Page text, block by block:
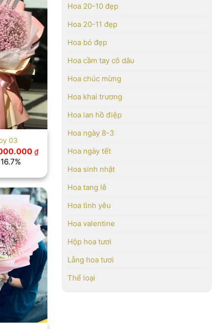
bó
thấy cho
03
₫Giá
là:
1.000.000 ₫.
Hoa 20-10 đẹp
Hoa 20-11 đẹp
Hoa bó đẹp
Hoa cầm tay cô dâu
Hoa chúc mừng
Hoa khai trương
Hoa lan hồ điệp
Hoa ngày 8-3
Hoa ngày tết
Hoa sinh nhật
Hoa tang lễ
Hoa tình yêu
Hoa valentine
Hộp hoa tươi
Lẵng hoa tươi
Thể loại